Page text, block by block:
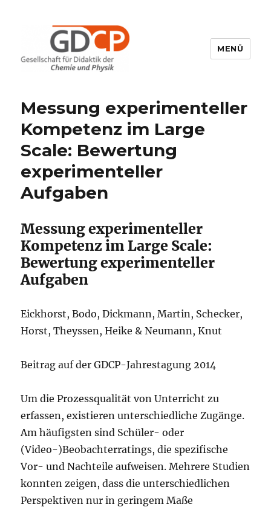
MENÜ
Messung experimenteller
Kompetenz im Large
Scale: Bewertung
experimenteller
Aufgaben
Messung experimenteller
Kompetenz im Large Scale:
Bewertung experimenteller
Aufgaben
Eickhorst, Bodo, Dickmann, Martin, Schecker,
Horst, Theyssen, Heike & Neumann, Knut
Beitrag auf der GDCP-Jahrestagung 2014
Um die Prozessqualität von Unterricht zu
erfassen, existieren unterschiedliche Zugänge.
Am häufigsten sind Schüler- oder
(Video-)Beobachterratings, die spezifische
Vor- und Nachteile aufweisen. Mehrere Studien
konnten zeigen, dass die unterschiedlichen
Perspektiven nur in geringem Maße